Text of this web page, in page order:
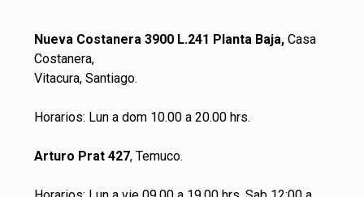
Nueva Costanera 3900 L.241 Planta Baja, Casa
Costanera,
Vitacura, Santiago.
Horarios: Lun a dom 10.00 a 20.00 hrs.
Arturo Prat 427, Temuco.